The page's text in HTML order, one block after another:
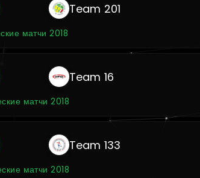
Team 201
матчи 2018
Team 16
матчи 2018
Team 133
матчи 2018